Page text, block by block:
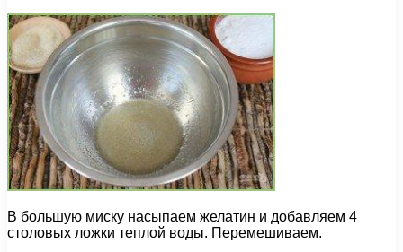
В большую миску насыпаем желатин и добавляем 4
столовых ложки теплой воды. Перемешиваем.